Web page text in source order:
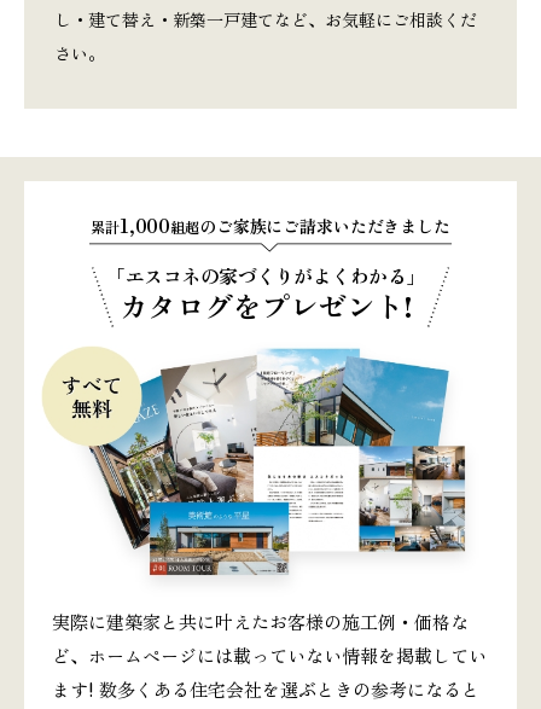
し・建て替え・新築一戸建てなど、お気軽にご相談くだ
さい。
累計1,000組超のご家族にご請求いただきました
「エスコネの家づくりがよくわかる」
カタログをプレゼント!
実際に建築家と共に叶えたお客様の施工例・価格な
ど、ホームページには載っていない情報を掲載してい
ます! 数多くある住宅会社を選ぶときの参考になると